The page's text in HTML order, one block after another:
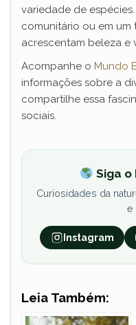
variedade de
comunitário ou em um
acrescentam beleza e
Acompanhe o Mundo
informações sobre a
compartilhe essa
sociais.
Siga o
Curiosidades da
e
Instagram
Leia Também: